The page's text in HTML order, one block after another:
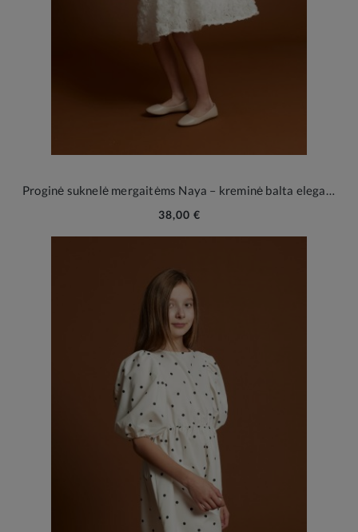
Proginė suknelė mergaitėms Naya – kreminė balta elegancija su 3D gėlėmis
38,00 €